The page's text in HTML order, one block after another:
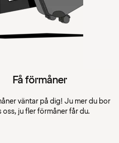
Få förmåner
väntar på dig! Ju mer du bor
oss, ju fler förmåner får du.